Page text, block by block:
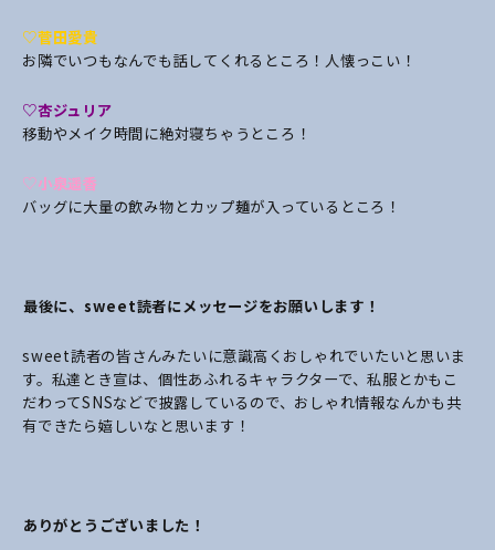
♡菅田愛貴
お隣でいつもなんでも話してくれるところ！人懐っこい！
♡杏ジュリア
移動やメイク時間に絶対寝ちゃうところ！
♡小泉遥香
バッグに大量の飲み物とカップ麺が入っているところ！
――最後に、sweet読者にメッセージをお願いします！
sweet読者の皆さんみたいに意識高くおしゃれでいたいと思いま
す。私達とき宣は、個性あふれるキャラクターで、私服とかもこ
だわってSNSなどで披露しているので、おしゃれ情報なんかも共
有できたら嬉しいなと思います！
――ありがとうございました！